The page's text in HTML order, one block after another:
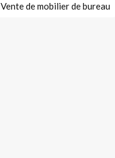
Vente de mobilier de bureau